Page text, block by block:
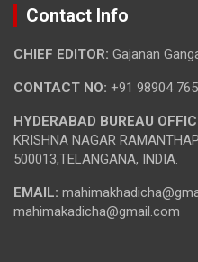
Contact Info
CHIEF EDITOR: Gajanan
CONTACT NO: +91 98904
HYDERABAD BUREAU
KRISHNA NAGAR
500013,TELANGANA, INDIA.
EMAIL:
mahimakadicha@gmail.com